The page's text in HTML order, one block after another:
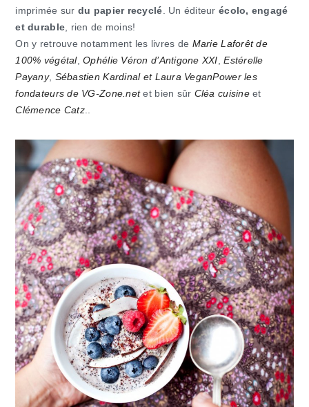
imprimée sur du papier recyclé . Un éditeurécolo, engagé
et durable , rien de moins!
On y retrouve notamment les livres de Marie Laforêt de
100% végétal,Ophélie Véron d’Antigone XXI ,Estérelle
Payany, Sébastien Kardinal et Laura VeganPower les
fondateurs de VG-Zone.netet bien sûr Cléa cuisineet
Clémence Catz..